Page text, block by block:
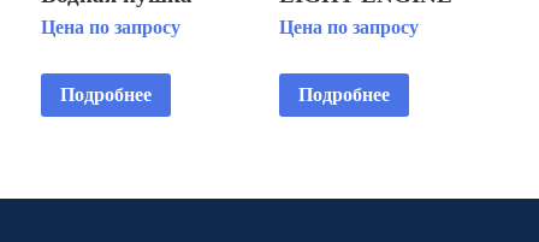
Цена по запросу
Подробнее
RGB — OPTICAL
VAC FOR
RAINBOW
Цена по запросу
Подробнее